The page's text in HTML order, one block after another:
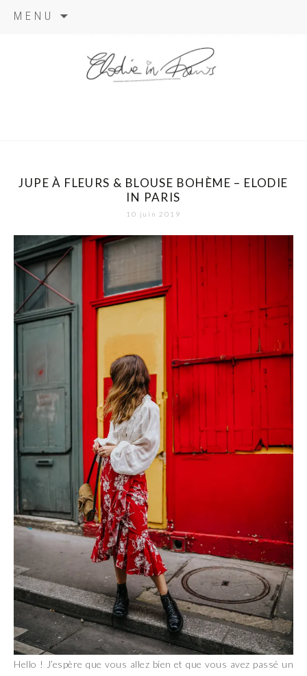
MENU
JUPE À FLEURS & BLOUSE BOHÈME – ELODIE
IN PARIS
10 juin 2019
Hello ! J’espère que vous allez bien et que vous avez passé un